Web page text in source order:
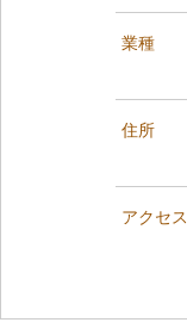
業種
住所
アクセス